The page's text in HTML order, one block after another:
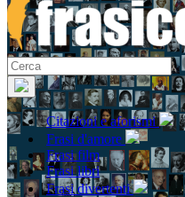
Citazioni e aforismi
Frasi d'amore
Frasi film
Frasi libri
Frasi divertenti